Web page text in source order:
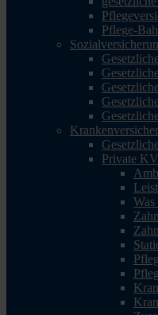
Pflege-
Private KV
Was